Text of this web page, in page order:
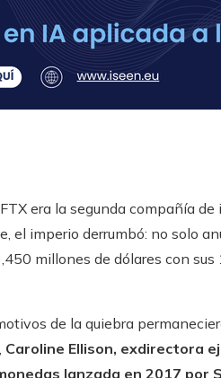
era la segunda compañía
el imperio derrumbó: no solo
millones de dólares con sus
de la quiebra
Caroline Ellison, exdirectora
lanzada en 2017 por